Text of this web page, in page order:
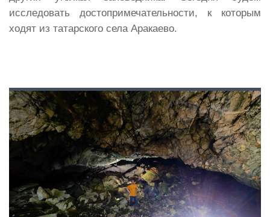
исследовать достопримечательности, к которым
ходят из татарского села Аракаево.